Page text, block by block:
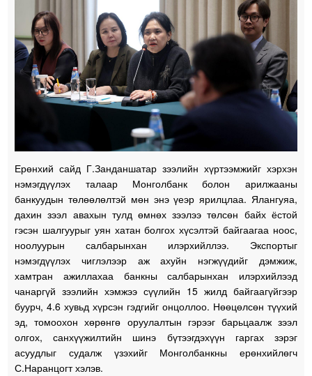
Ерөнхий сайд Г.Занданшатар зээлийн хүртээмжийг хэрхэн
нэмэгдүүлэх талаар Монголбанк болон арилжааны
банкуудын төлөөлөлтэй мөн энэ үеэр ярилцлаа. Ялангуяа,
дахин зээл авахын тулд өмнөх зээлээ төлсөн байх ёстой
гэсэн шалгуурыг уян хатан болгох хүсэлтэй байгаагаа ноос,
ноолуурын салбарынхан илэрхийллээ. Экспортыг
нэмэгдүүлэх чиглэлээр аж ахуйн нэгжүүдийг дэмжиж,
хамтран ажиллахаа банкны салбарынхан илэрхийлээд
чанаргүй зээлийн хэмжээ сүүлийн 15 жилд байгаагүйгээр
буурч, 4.6 хувьд хүрсэн гэдгийг онцоллоо. Нөөцөлсөн түүхий
эд, томоохон хөрөнгө оруулалтын гэрээг барьцаалж зээл
олгох, санхүүжилтийн шинэ бүтээгдэхүүн гаргах зэрэг
асуудлыг судалж үзэхийг Монголбанкны ерөнхийлөгч
С.Наранцогт хэлэв.